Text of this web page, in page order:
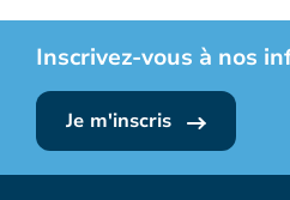
Inscrivez-vous à nos
Je m'inscris